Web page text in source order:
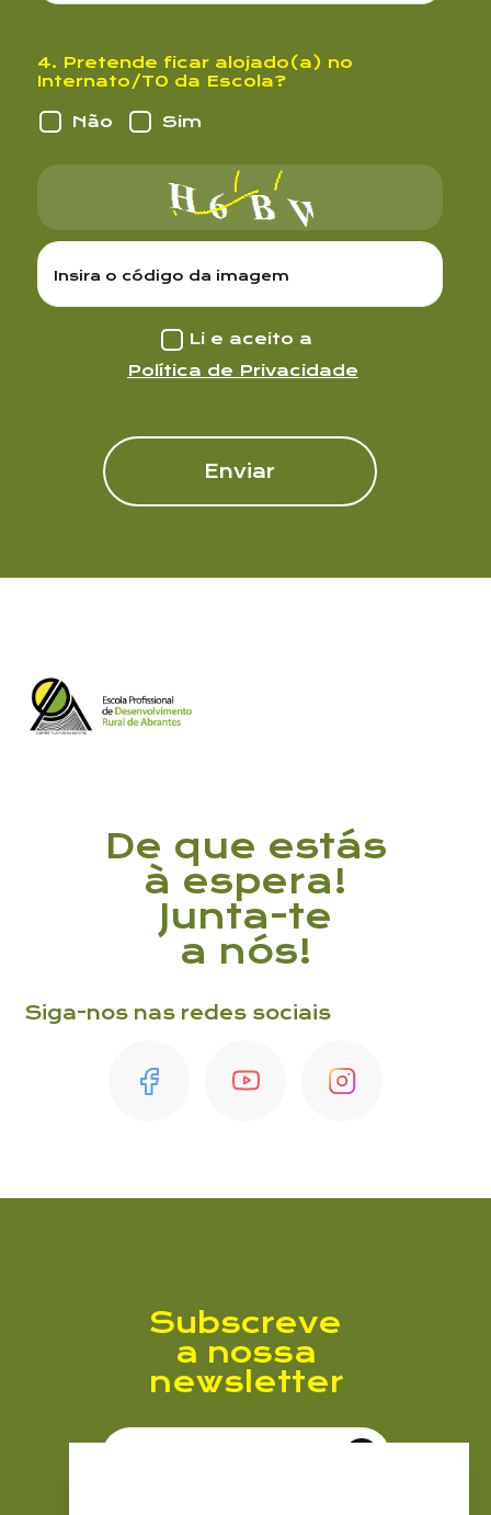
4. Pretende ficar alojado(a) no
Internato/T0 da Escola?
Não Sim
Li e aceito a
Política de Privacidade
Enviar
De que estás
à espera!
Junta-te
a nós!
Siga-nos nas redes sociais
Subscreve
a nossa
newsletter